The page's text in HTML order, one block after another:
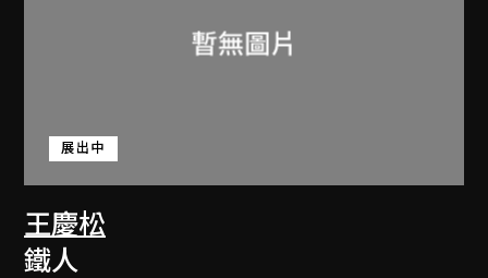
王慶松
展出中
鐵人